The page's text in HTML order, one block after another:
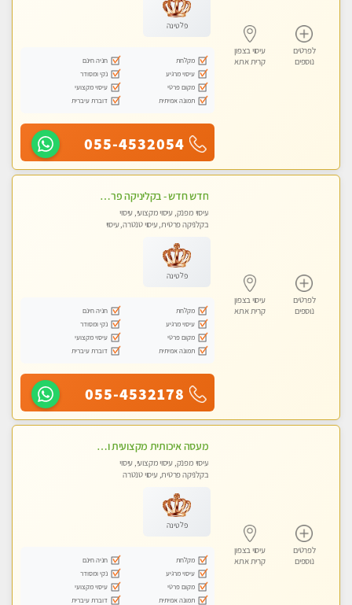
לפרטים
נוספים
עיסוי בצפון
קרית אתא
פלטינה
מקלחת
חניה חינם
עיסוי מרגיע
נקי ומסודר
מקום פרטי
עיסוי מקצועי
תמונה אמיתית
דוברת עיברית
055-4532054
לפרטים
נוספים
עיסוי בצפון
קרית אתא
חדש חדש - בקליניקה פרטית בחיפה עיסוי לחידוש אנרגיות עיסוי חלומי מומלץ מאוד !
עיסוי מפנק, עיסוי מקצועי, עיסוי
בקלניקה פרטית, עיסוי טנטרה, עיסוי
פלטינה
מקלחת
חניה חינם
עיסוי מרגיע
נקי ומסודר
מקום פרטי
עיסוי מקצועי
תמונה אמיתית
דוברת עיברית
055-4532178
לפרטים
נוספים
עיסוי בצפון
קרית אתא
מעסה איכותית מקצועית ומפנקת. מומלץ !!אבנים חמות
עיסוי מפנק, עיסוי מקצועי, עיסוי
בקלניקה פרטית, עיסוי טנטרה
פלטינה
מקלחת
חניה חינם
עיסוי מרגיע
נקי ומסודר
מקום פרטי
עיסוי מקצועי
תמונה אמיתית
דוברת עיברית